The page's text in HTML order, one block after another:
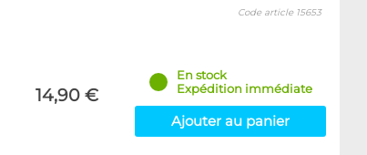
14,90 €
Code article 15653
En stock
Expédition immédiate
Ajouter au panier